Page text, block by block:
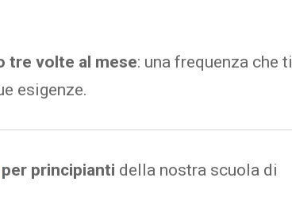
tre volte al mese: una frequenza che ti
esigenze.
per principianti della nostra scuola di